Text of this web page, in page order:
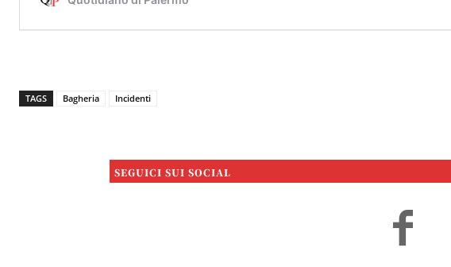
TAGS Bagheria Incidenti
SEGUICI SUI SOCIAL